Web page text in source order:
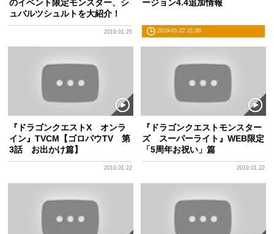
のイベント限定モンスター、シ
ュバルツシュルトを大紹介！
2019.01.25
ージョン4.4追加情報
2019-01-22 21:00
『ドラゴンクエストX オンラ
イン』TVCM【ゴロパウTV 第
3話 お出かけ篇】
2019.01.22
『ドラゴンクエストモンスター
ズ スーパーライト』WEB限定
「5周年お祝い」篇
2019.01.22